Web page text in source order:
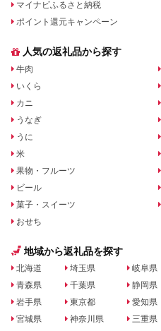
マイナビふるさと納税
ポイント還元キャンペーン
人気の返礼品から探す
牛肉
いくら
カニ
うなぎ
うに
米
果物・フルーツ
ビール
菓子・スイーツ
おせち
地域から返礼品を探す
北海道
青森県
岩手県
宮城県
埼玉県
千葉県
東京都
神奈川県
岐阜県
静岡県
愛知県
三重県